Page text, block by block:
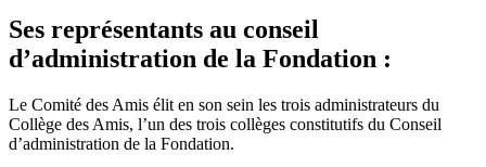
Ses représentants au conseil
d’administration de la Fondation :
Le Comité des Amis élit en son sein les trois administrateurs du
Collège des Amis, l’un des trois collèges constitutifs du Conseil
d’administration de la Fondation.